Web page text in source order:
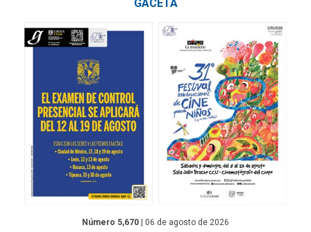
GACETA
Número 5,670 | 06 de agosto de 2026